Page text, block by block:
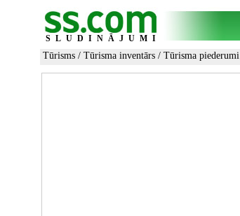
SLUDINĀJUMI
Tūrisms / Tūrisma inventārs / Tūrisma piederumi